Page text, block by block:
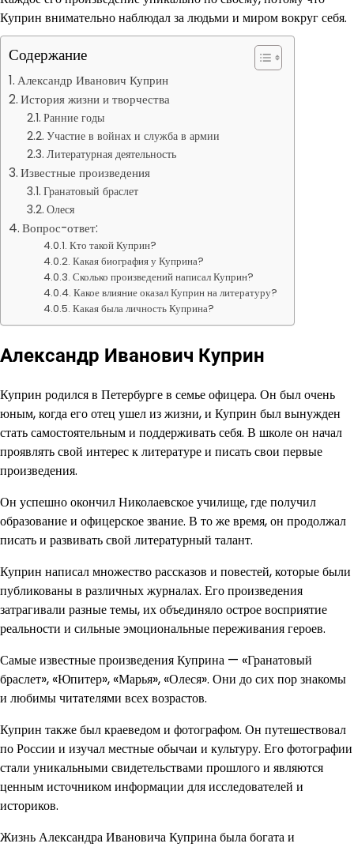
Куприн внимательно наблюдал за людьми и миром вокруг себя.
Содержание
Александр Иванович Куприн
История жизни и творчества
Ранние годы
Участие в войнах и служба в армии
Литературная деятельность
Известные произведения
Гранатовый браслет
Олеся
Вопрос-ответ:
Кто такой Куприн?
Какая биография у Куприна?
Сколько произведений написал Куприн?
Какое влияние оказал Куприн на литературу?
Какая была личность Куприна?
Александр Иванович Куприн
Куприн родился в Петербурге в семье офицера. Он был очень
юным, когда его отец ушел из жизни, и Куприн был вынужден
стать самостоятельным и поддерживать себя. В школе он начал
проявлять свой интерес к литературе и писать свои первые
произведения.
Он успешно окончил Николаевское училище, где получил
образование и офицерское звание. В то же время, он продолжал
писать и развивать свой литературный талант.
Куприн написал множество рассказов и повестей, которые были
публикованы в различных журналах. Его произведения
затрагивали разные темы, их объединяло острое восприятие
реальности и сильные эмоциональные переживания героев.
Самые известные произведения Куприна — «Гранатовый
браслет», «Юпитер», «Марья», «Олеся». Они до сих пор знакомы
и любимы читателями всех возрастов.
Куприн также был краеведом и фотографом. Он путешествовал
по России и изучал местные обычаи и культуру. Его фотографии
стали уникальными свидетельствами прошлого и являются
ценным источником информации для исследователей и
историков.
Жизнь Александра Ивановича Куприна была богата и